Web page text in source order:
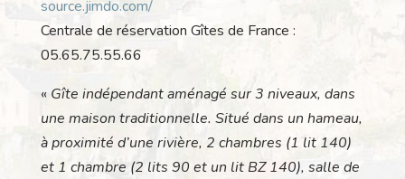
source.jimdo.com/
Centrale de réservation Gîtes de France :
05.65.75.55.66
« Gîte indépendant aménagé sur 3 niveaux, dans
une maison traditionnelle. Situé dans un hameau,
à proximité d’une rivière, 2 chambres (1 lit 140)
et 1 chambre (2 lits 90 et un lit BZ 140), salle de